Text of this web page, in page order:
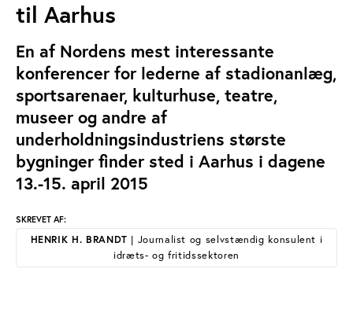
til Aarhus
En af Nordens mest interessante
konferencer for lederne af stadionanlæg,
sportsarenaer, kulturhuse, teatre,
museer og andre af
underholdningsindustriens største
bygninger finder sted i Aarhus i dagene
13.-15. april 2015
SKREVET AF:
HENRIK H. BRANDT | Journalist og selvstændig konsulent i
idræts- og fritidssektoren